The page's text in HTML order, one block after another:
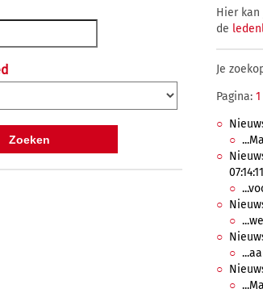
Hier
de
Je
Pagina: 1
07:14:11